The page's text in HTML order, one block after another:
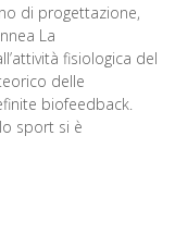
di progettazione,
La
fisiologica del
delle
biofeedback.
sport si è